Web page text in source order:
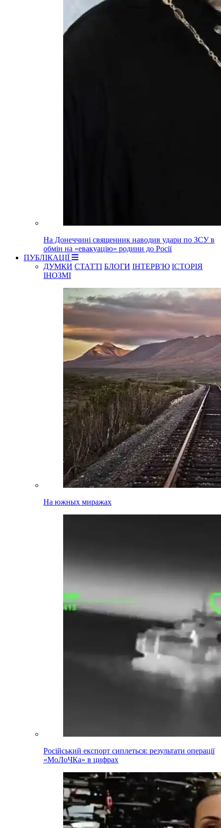
На Донеччині священник наводив удари по ЗСУ в
обмін на «евакуацію» родини до Росії
ПУБЛІКАЦІЇ
ДУМКИ СТАТТІ БЛОГИ ІНТЕРВ'Ю ІСТОРІЯ
ІНОЗМІ
На южных миражах
Російський експорт сиплеться: результати операції
«МоЛоЧКа» в цифрах